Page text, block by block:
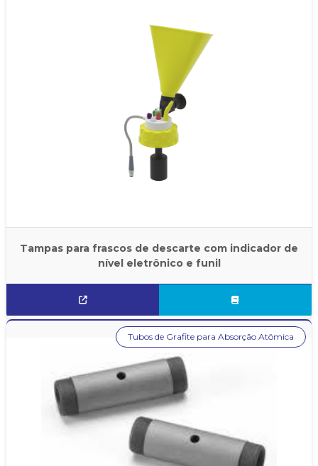
Tampas para frascos de descarte com indicador de
nível eletrônico e funil
Tubos de Grafite para Absorção Atômica